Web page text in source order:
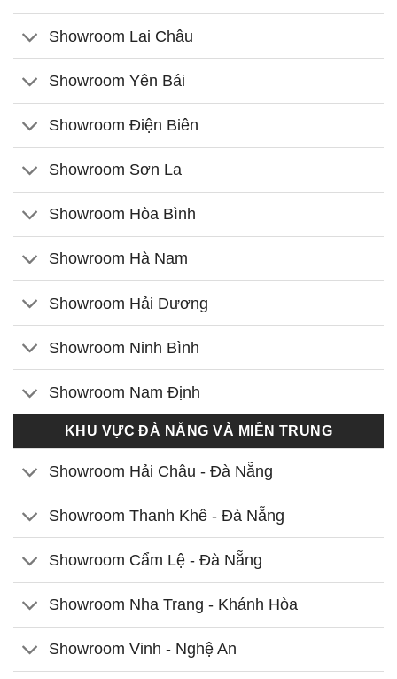
Showroom Lai Châu
Showroom Yên Bái
Showroom Điện Biên
Showroom Sơn La
Showroom Hòa Bình
Showroom Hà Nam
Showroom Hải Dương
Showroom Ninh Bình
Showroom Nam Định
KHU VỰC ĐÀ NẴNG VÀ MIỀN TRUNG
Showroom Hải Châu - Đà Nẵng
Showroom Thanh Khê - Đà Nẵng
Showroom Cẩm Lệ - Đà Nẵng
Showroom Nha Trang - Khánh Hòa
Showroom Vinh - Nghệ An